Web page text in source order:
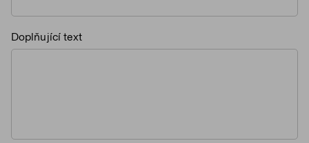
Doplňující text